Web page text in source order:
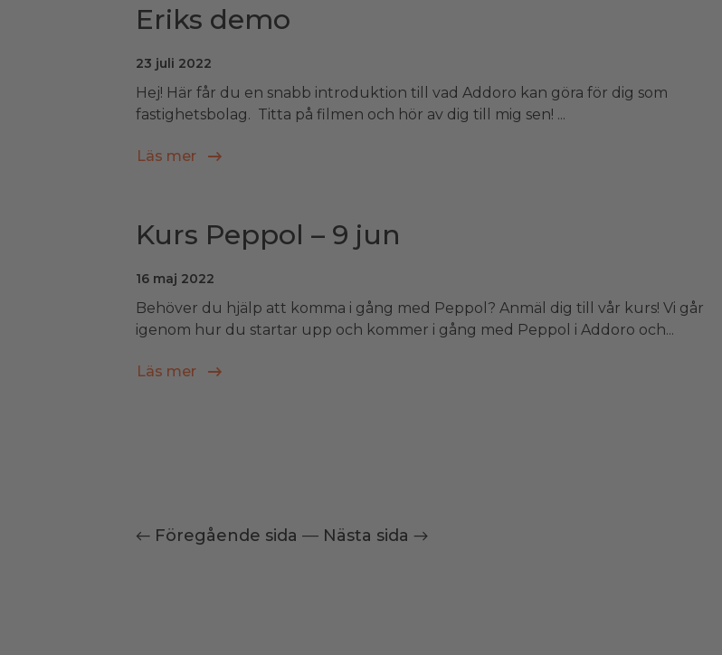
Eriks demo
23 juli 2022
Hej! Här får du en snabb introduktion till vad Addoro kan göra för dig som
fastighetsbolag. Titta på filmen och hör av dig till mig sen! ...
Läs mer
Kurs Peppol – 9 jun
16 maj 2022
Behöver du hjälp att komma i gång med Peppol? Anmäl dig till vår kurs! Vi går
igenom hur du startar upp och kommer i gång med Peppol i Addoro och...
Läs mer
← Föregående sida — Nästa sida →